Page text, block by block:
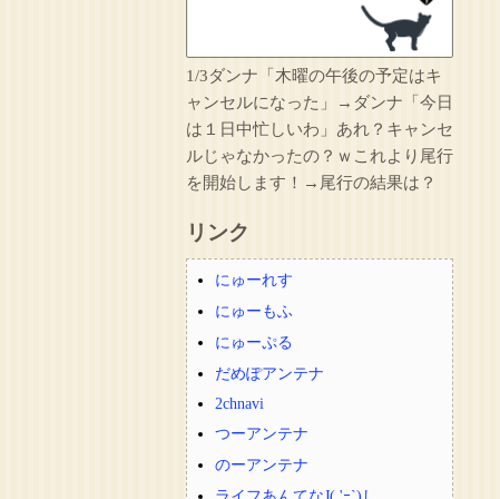
1/3ダンナ「木曜の午後の予定はキ
ャンセルになった」→ダンナ「今日
は１日中忙しいわ」あれ？キャンセ
ルじゃなかったの？ｗこれより尾行
を開始します！→尾行の結果は？
リンク
にゅーれす
にゅーもふ
にゅーぷる
だめぽアンテナ
2chnavi
つーアンテナ
のーアンテナ